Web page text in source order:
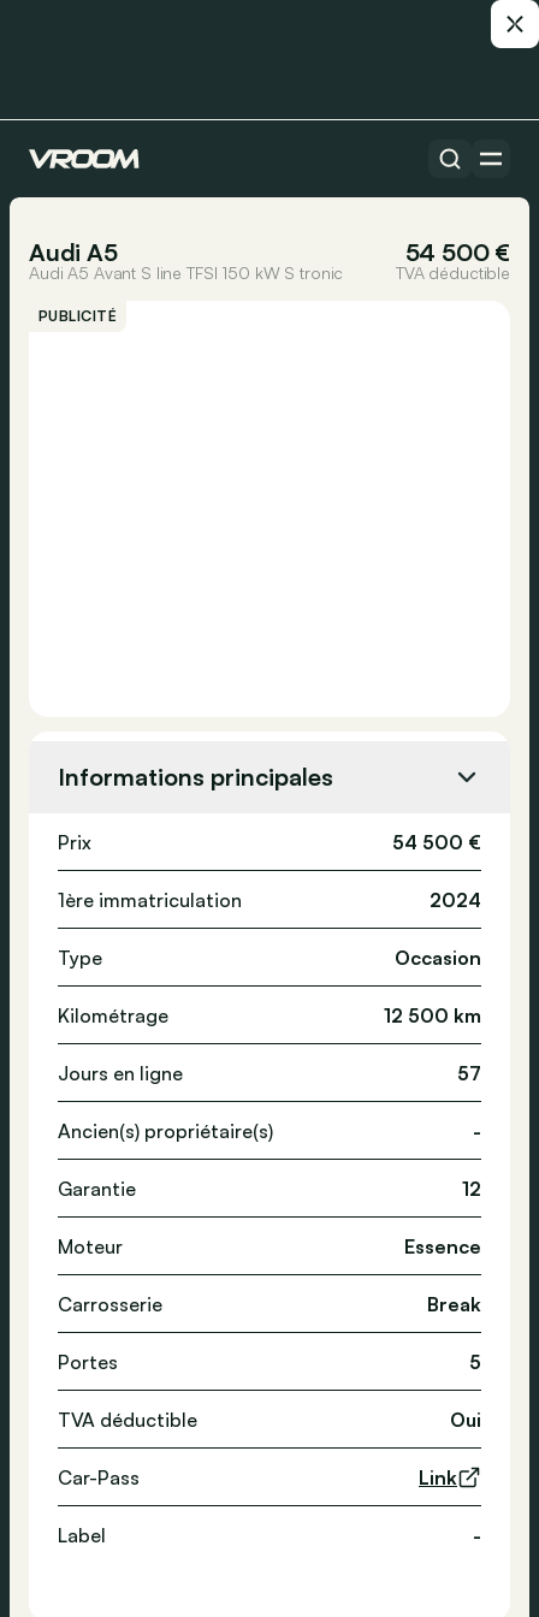
Toutes les voitures
Audi A5 54 500 €
Audi A5 Avant S line TFSI 150 kW S tronic TVA déductible
PUBLICITÉ
Informations principales
Prix 54 500 €
1ère immatriculation 2024
Type Occasion
Kilométrage 12 500 km
Jours en ligne 57
Ancien(s) propriétaire(s) -
Garantie 12
Moteur Essence
Carrosserie Break
Portes 5
TVA déductible Oui
Car-Pass Link
Label -